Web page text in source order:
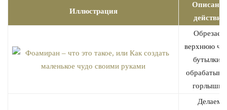
Иллюстрация
Описание
действий
Обрезаем
верхнюю
бутылки и
горлышко.
Делаем